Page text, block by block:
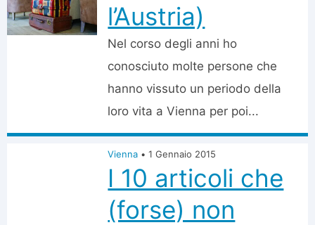
l’Austria)
Nel corso degli anni ho
conosciuto molte persone che
hanno vissuto un periodo della
loro vita a Vienna per poi...
Vienna • 1 Gennaio 2015
I 10 articoli che
(forse) non